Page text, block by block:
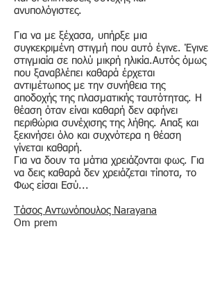
ανυπολόγιστες.
Για να με ξέχασα, υπήρξε μια
συγκεκριμένη στιγμή που αυτό έγινε. Έγινε
στιγμιαία σε πολύ μικρή ηλικία.Αυτός όμως
που ξαναβλέπει καθαρά έρχεται
αντιμέτωπος με την συνήθεια της
αποδοχής της πλασματικής ταυτότητας. Η
θέαση όταν είναι καθαρή δεν αφήνει
περιθώρια συνέχισης της λήθης. Απαξ και
ξεκινήσει όλο και συχνότερα η θέαση
γίνεται καθαρή.
Για να δουν τα μάτια χρειάζονται φως. Για
να δεις καθαρά δεν χρειάζεται τίποτα, το
Φως είσαι Εσύ...
Τάσος Αντωνόπουλος Narayana
Om prem